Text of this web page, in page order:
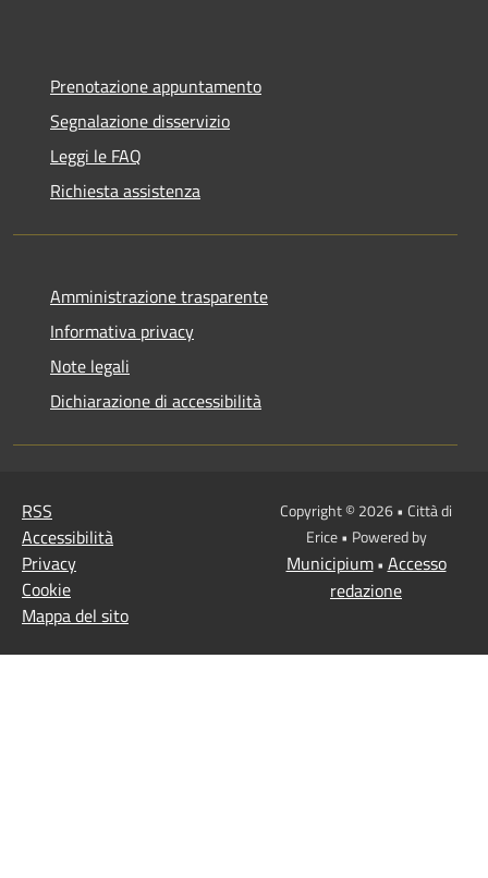
Prenotazione appuntamento
Segnalazione disservizio
Leggi le FAQ
Richiesta assistenza
Amministrazione trasparente
Informativa privacy
Note legali
Dichiarazione di accessibilità
RSS
Accessibilità
Privacy
Cookie
Mappa del sito
Copyright © 2026 • Città di
Erice • Powered by
Municipium• Accesso
redazione